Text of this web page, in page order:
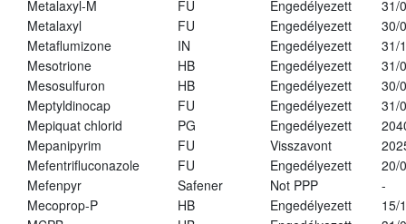
Metalaxyl-M
FU Engedélyezett
31/
Metalaxyl
FU Engedélyezett
30/
Metaflumizone
IN Engedélyezett
31/
Mesotrione
HB Engedélyezett
31/
Mesosulfuron
HB Engedélyezett
30/
Meptyldinocap
FU Engedélyezett
31/
Mepiquat chlorid
PG Engedélyezett
Mepanipyrim
FU Visszavont
Mefentrifluconazole
FU Engedélyezett
20/
Mefenpyr
Safener Not PPP
-
Mecoprop-P
HB Engedélyezett
15/